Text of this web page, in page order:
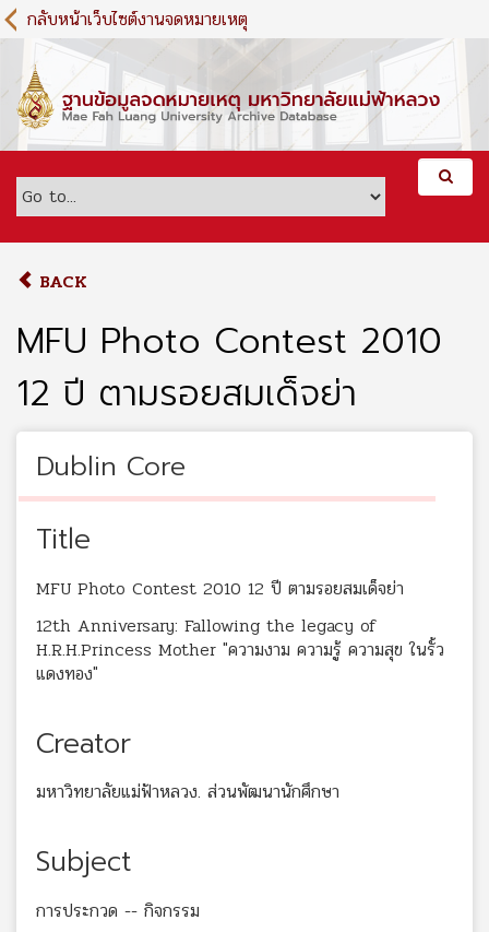
S
k
m
c
กลับหน้าเว็บไซต์งานจดหมายเหตุ
BACK
MFU Photo Contest 2010
12 ปี ตามรอยสมเด็จย่า
Dublin Core
Title
MFU Photo Contest 2010 12 ปี ตามรอยสมเด็จย่า
12th Anniversary: Fallowing the legacy of
H.R.H.Princess Mother "ความงาม ความรู้ ความสุข ในรั้ว
แดงทอง"
Creator
มหาวิทยาลัยแม่ฟ้าหลวง. ส่วนพัฒนานักศึกษา
Subject
การประกวด -- กิจกรรม